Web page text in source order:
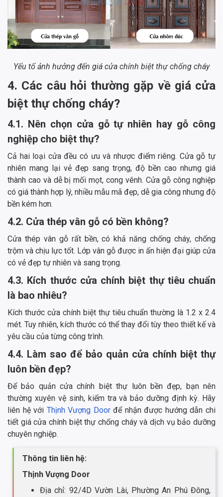
Yếu tố ảnh hưởng đến giá cửa chính biệt thự chống cháy
4. Các câu hỏi thường gặp về giá cửa
biệt thự chống cháy?
4.1. Nên chọn cửa gỗ tự nhiên hay gỗ công
nghiệp cho biệt thự?
Cả hai loại cửa đều có ưu và nhược điểm riêng. Cửa gỗ tự
nhiên mang lại vẻ đẹp sang trọng, độ bền cao nhưng giá
thành cao và dễ bị mối mọt, cong vênh. Cửa gỗ công nghiệp
có giá thành hợp lý, nhiều mẫu mã đẹp, dễ gia công nhưng độ
bền kém hơn.
4.2. Cửa thép vân gỗ có bền không?
Cửa thép vân gỗ rất bền, có khả năng chống cháy, chống
trộm và chịu lực tốt. Lớp vân gỗ được in ấn hiện đại giúp cửa
có vẻ đẹp tự nhiên và sang trọng.
4.3. Kích thước cửa chính biệt thự tiêu chuẩn
là bao nhiêu?
Kích thước cửa chính biệt thự tiêu chuẩn thường là 1.2 x 2.4
mét. Tuy nhiên, kích thước có thể thay đổi tùy theo thiết kế và
yêu cầu của từng công trình.
4.4. Làm sao để bảo quản cửa chính biệt thự
luôn bền đẹp?
Để bảo quản cửa chính biệt thự luôn bền đẹp, bạn nên
thường xuyên vệ sinh, kiểm tra và bảo dưỡng định kỳ. Hãy
liên hệ với Thịnh Vượng Doorđể nhận được hướng dẫn chi
tiết giá cửa chính biệt thự chống cháy và dịch vụ bảo dưỡng
chuyên nghiệp.
Thông tin liên hệ:
Thịnh Vượng Door
Địa chỉ: 92/4D Vườn Lài, Phường An Phú Đông,